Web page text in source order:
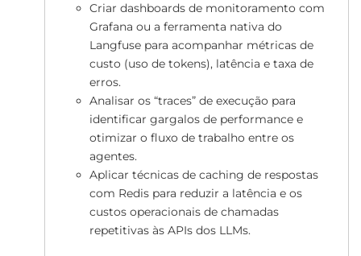
Criar dashboards de monitoramento com
Grafana ou a ferramenta nativa do
Langfuse para acompanhar métricas de
custo (uso de tokens), latência e taxa de
erros.
Analisar os “traces” de execução para
identificar gargalos de performance e
otimizar o fluxo de trabalho entre os
agentes.
Aplicar técnicas de caching de respostas
com Redis para reduzir a latência e os
custos operacionais de chamadas
repetitivas às APIs dos LLMs.